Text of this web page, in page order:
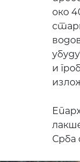
око
и
Срба